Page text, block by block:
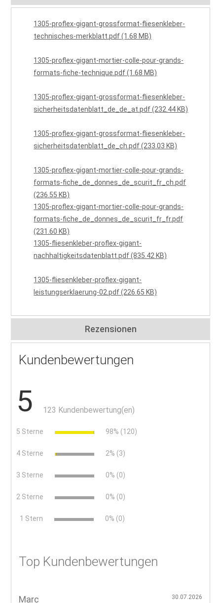
1305-proflex-gigant-grossformat-fliesenkleber-
technisches-merkblatt.pdf (1.68 MB)
1305-proflex-gigant-mortier-colle-pour-grands-
formats-fiche-technique.pdf (1.68 MB)
1305-proflex-gigant-grossformat-fliesenkleber-
sicherheitsdatenblatt_de_de_at.pdf (232.44 KB)
1305-proflex-gigant-grossformat-fliesenkleber-
sicherheitsdatenblatt_de_ch.pdf (233.03 KB)
1305-proflex-gigant-mortier-colle-pour-grands-
formats-fiche_de_donnes_de_scurit_fr_ch.pdf
(236.55 KB)
1305-proflex-gigant-mortier-colle-pour-grands-
formats-fiche_de_donnes_de_scurit_fr_fr.pdf
(231.60 KB)
1305-fliesenkleber-proflex-gigant-
nachhaltigkeitsdatenblatt.pdf (835.42 KB)
1305-fliesenkleber-proflex-gigant-
leistungserklaerung-02.pdf (226.65 KB)
Rezensionen
Kundenbewertungen
5 123 Kundenbewertung(en)
5 Sterne 98% (120)
4 Sterne 2% (3)
3 Sterne 0% (0)
2 Sterne 0% (0)
1 Stern 0% (0)
Top Kundenbewertungen
Marc 30.07.2026